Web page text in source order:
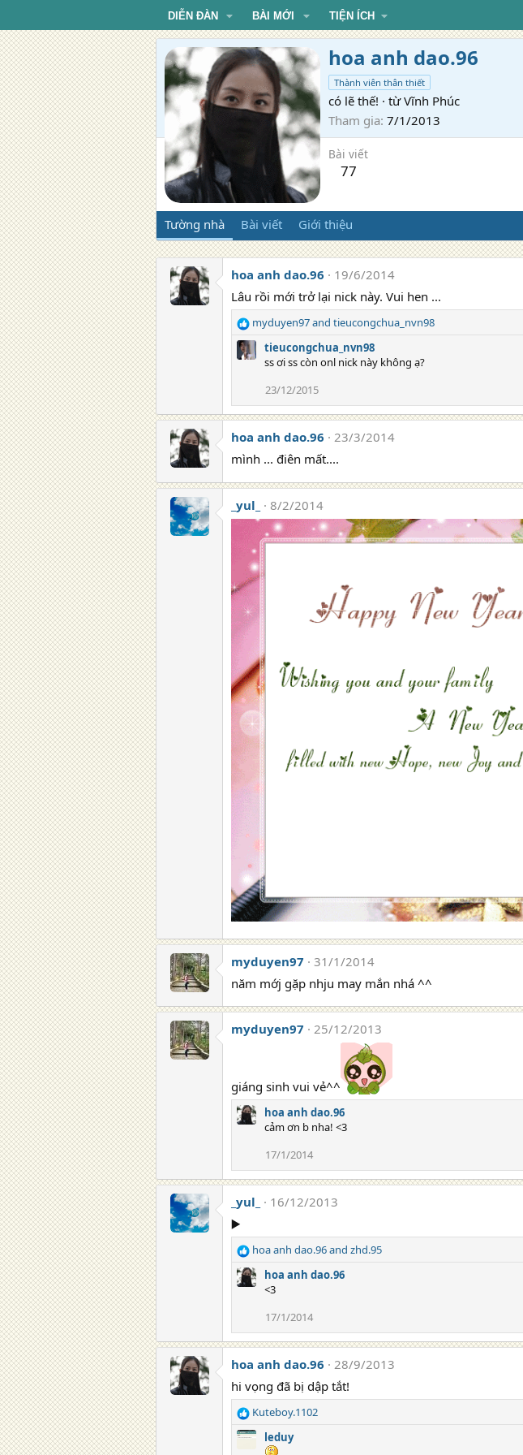
DIỄN ĐÀN BÀI MỚI TIỆN ÍCH
hoa anh dao.96
Thành viên thân thiết
có lẽ thế! · từVĩnh Phúc
Tham gia 7/1/2013
Bài viết
77
Tường nhà Bài viết Giới thiệu
hoa anh dao.96
19/6/2014
Lâu rồi mới trở lại nick này. Vui hen ...
R
e
a
o
s
:
myduyen97and tieucongchua_nvn98
tieucongchua_nvn98
ss ơi ss còn onl nick này không ạ?
23/12/2015
hoa anh dao.96
23/3/2014
mình ... điên mất....
_yul_ 8/2/2014
myduyen97
31/1/2014
năm mớj gặp nhju may mắn nhá ^^
myduyen97 25/12/2013
giáng sinh vui vẻ^^
hoa anh dao.96
cảm ơn b nha! <3
17/1/2014
_yul_
16/12/2013
▶️
R
e
a
o
s
:
hoa anh dao.96and zhd.95
hoa anh dao.96
<3
17/1/2014
hoa anh dao.96
28/9/2013
hi vọng đã bị dập tắt!
R
e
Kuteboy.1102
leduy